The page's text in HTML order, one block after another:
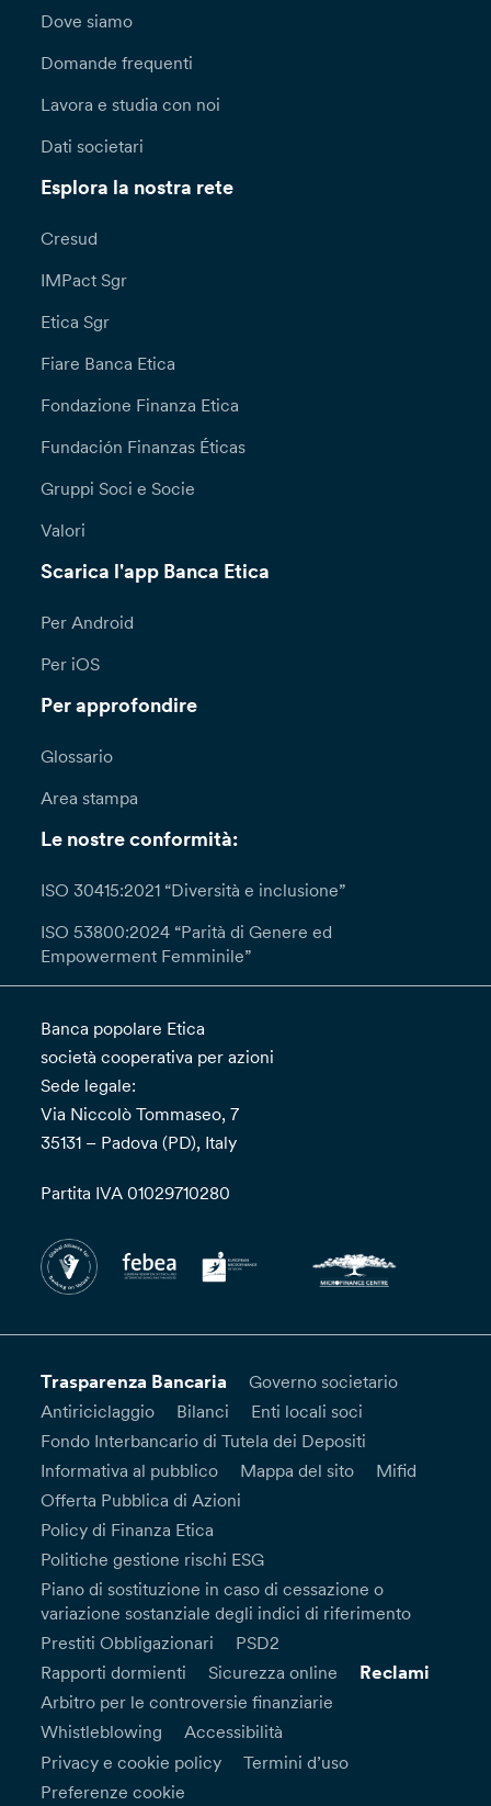
Dove siamo
Domande frequenti
Lavora e studia con noi
Dati societari
Esplora la nostra rete
Cresud
IMPact Sgr
Etica Sgr
Fiare Banca Etica
Fondazione Finanza Etica
Fundación Finanzas Éticas
Gruppi Soci e Socie
Valori
Scarica l'app Banca Etica
Per Android
Per iOS
Per approfondire
Glossario
Area stampa
Le nostre conformità:
ISO 30415:2021 “Diversità e inclusione”
ISO 53800:2024 “Parità di Genere ed
Empowerment Femminile”
Banca popolare Etica
società cooperativa per azioni
Sede legale:
Via Niccolò Tommaseo, 7
35131 – Padova (PD), Italy
Partita IVA 01029710280
Trasparenza Bancaria
Governo societario
Antiriciclaggio
Bilanci
Enti locali soci
Fondo Interbancario di Tutela dei Depositi
Informativa al pubblico
Mappa del sito
Mifid
Offerta Pubblica di Azioni
Policy di Finanza Etica
Politiche gestione rischi ESG
Piano di sostituzione in caso di cessazione o
variazione sostanziale degli indici di riferimento
Prestiti Obbligazionari
PSD2
Rapporti dormienti
Sicurezza online Reclami
Arbitro per le controversie finanziarie
Whistleblowing
Accessibilità
Privacy e cookie policy
Termini d’uso
Preferenze cookie